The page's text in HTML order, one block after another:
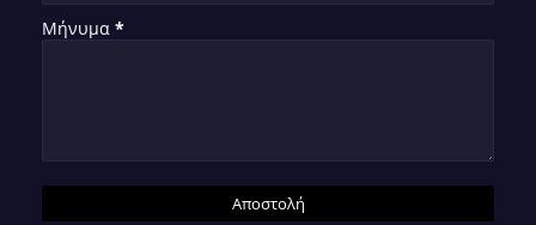
Μήνυμα *